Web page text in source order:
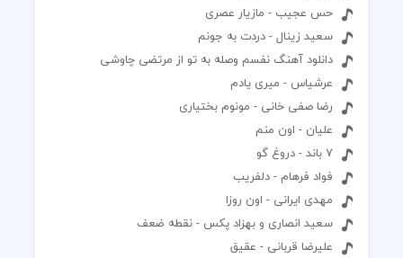
حس عجیب - مازیار عصری
سعید زینال - دردت به جونم
دانلود آهنگ نفسم وصله به تو از مرتضی چاوشی
عرشیاس - میری یادم
رضا صفی خانی - مونوم بختیاری
علیان - اون منم
7 باند - دروغ گو
فواد فرهام - دلفریب
مهدی ایرانی - اون روزا
سعید انصاری و بهزاد پکس - نقطه ضعف
علیرضا قربانی - عقیق